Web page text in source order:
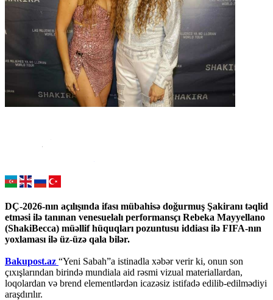
DÇ-2026-nın açılışında ifası mübahisə doğurmuş Şakiranı təqlid
etməsi ilə tanınan venesuelalı performansçı Rebeka Mayyellano
(ShakiBecca) müəllif hüquqları pozuntusu iddiası ilə FIFA-nın
yoxlaması ilə üz-üzə qala bilər.
Bakupost.az “Yeni Sabah”a istinadla xəbər verir ki, onun son
çıxışlarından birində mundiala aid rəsmi vizual materiallardan,
loqolardan və brend elementlərdən icazəsiz istifadə edilib-edilmədiyi
araşdırılır.